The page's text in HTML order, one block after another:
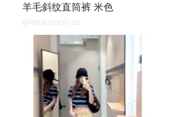
羊毛斜纹直筒裤 米色
@dealmoon.ca